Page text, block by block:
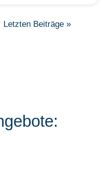
Letzten Beiträge »